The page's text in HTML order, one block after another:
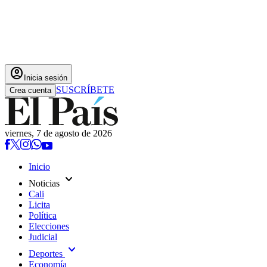
account_circle Inicia sesión
Crea cuenta SUSCRÍBETE
viernes, 7 de agosto de 2026
Inicio
Noticias expand_more
Cali
Licita
Política
Elecciones
Judicial
Deportes expand_more
Economía